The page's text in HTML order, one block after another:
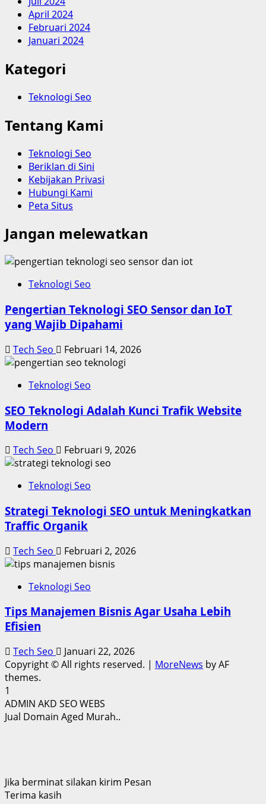
April 2024
Februari 2024
Januari 2024
Kategori
Teknologi Seo
Tentang Kami
Teknologi Seo
Beriklan di Sini
Kebijakan Privasi
Hubungi Kami
Peta Situs
Jangan melewatkan
Teknologi Seo
Pengertian Teknologi SEO Sensor dan IoT
yang Wajib Dipahami
Tech Seo Februari 14, 2026
Teknologi Seo
SEO Teknologi Adalah Kunci Trafik Website
Modern
Tech Seo Februari 9, 2026
Teknologi Seo
Strategi Teknologi SEO untuk Meningkatkan
Traffic Organik
Tech Seo Februari 2, 2026
Teknologi Seo
Tips Manajemen Bisnis Agar Usaha Lebih
Efisien
Tech Seo
Januari 22, 2026
Copyright © All rights reserved. | MoreNews by AF
themes.
1
ADMIN AKD SEO WEBS
Jual Domain Aged Murah..
Jika berminat silakan kirim Pesan
Terima kasih